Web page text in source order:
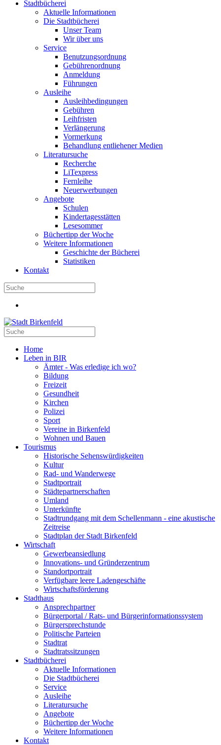
Stadtbücherei
Aktuelle Informationen
Die Stadtbücherei
Unser Team
Wir über uns
Service
Benutzungsordnung
Gebührenordnung
Anmeldung
Führungen
Ausleihe
Ausleihbedingungen
Gebühren
Leihfristen
Verlängerung
Vormerkung
Behandlung entliehener Medien
Literatursuche
Recherche
LiTexpress
Fernleihe
Neuerwerbungen
Angebote
Schulen
Kindertagesstätten
Lesesommer
Büchertipp der Woche
Weitere Informationen
Geschichte der Bücherei
Statistiken
Kontakt
Home
Leben in BIR
Ämter - Was erledige ich wo?
Bildung
Freizeit
Gesundheit
Kirchen
Polizei
Sport
Vereine in Birkenfeld
Wohnen und Bauen
Tourismus
Historische Sehenswürdigkeiten
Kultur
Rad- und Wanderwege
Stadtportrait
Städtepartnerschaften
Umland
Unterkünfte
Stadtrundgang mit dem Schellenmann - eine akustische
Zeitreise
Stadtplan der Stadt Birkenfeld
Wirtschaft
Gewerbeansiedlung
Innovations- und Gründerzentrum
Standortportrait
Verfügbare leere Ladengeschäfte
Wirtschaftsförderung
Stadthaus
Ansprechpartner
Bürgerportal / Rats- und Bürgerinformationssystem
Bürgersprechstunde
Politische Parteien
Stadtrat
Stadtratssitzungen
Stadtbücherei
Aktuelle Informationen
Die Stadtbücherei
Service
Ausleihe
Literatursuche
Angebote
Büchertipp der Woche
Weitere Informationen
Kontakt